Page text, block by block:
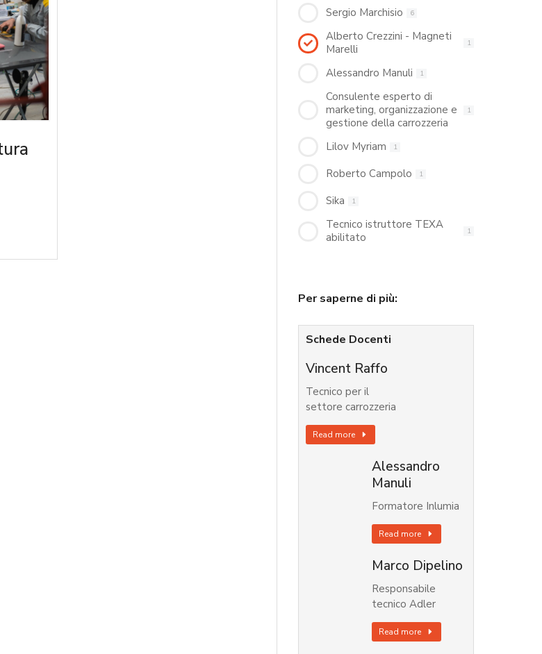
Sergio Marchisio 6
Alberto Crezzini - Magneti
Marelli
1
Alessandro Manuli 1
Consulente esperto di
marketing, organizzazione e
gestione della carrozzeria
1
Lilov Myriam 1
Roberto Campolo 1
Sika 1
Tecnico istruttore TEXA
abilitato
1
Per saperne di più:
Schede Docenti
Vincent Raffo
Tecnico per il
settore carrozzeria
Read more
Alessandro
Manuli
Formatore Inlumia
Read more
Marco Dipelino
Responsabile
tecnico Adler
Read more